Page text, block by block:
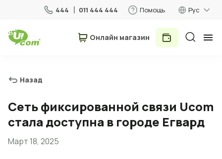
444 011 444 444 Помощь Рус
Для дома
Мобильная связь
Онлайн магазин
Назад
Сеть фиксированной связи Ucom
стала доступна в городе Егвард
Март 18, 2025